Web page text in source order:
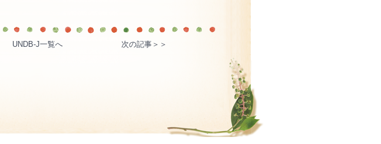
UNDB-J一覧へ 次の記事＞＞